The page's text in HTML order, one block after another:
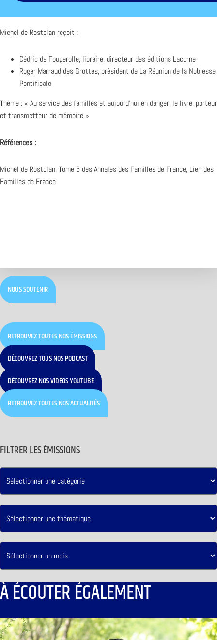
Michel de Rostolan reçoit :
Cédric de Fougerolle, libraire, directeur des éditions Lacurne
Roger Marraud des Grottes, président de La Réunion de la Noblesse
Pontificale
Thème : « Au service des familles et aujourd’hui en danger, le livre, porteur
et transmetteur de mémoire »
Références :
Michel de Rostolan, Tome 5 des Annales des Familles de France, Lien des
Familles de France
NOUS SOUTENIR
RETROUVEZ TOUTES NOS ÉMISSIONS
DÉCOUVREZ TOUS NOS PODCAST
DÉCOUVREZ NOS VIDÉOS YOUTUBE
RETROUVEZ TOUTES NOS ACTUALITÉS
FILTRER LES ÉMISSIONS
À ÉCOUTER ÉGALEMENT